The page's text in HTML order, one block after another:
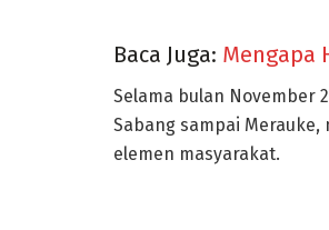
Baca Juga: Mengapa
Selama bulan November
Sabang sampai
elemen masyarakat.